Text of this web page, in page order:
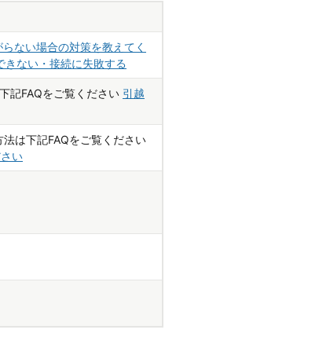
ない場合の対策を教えてく
きない・接続に失敗する
記FAQをご覧ください 引越
は下記FAQをご覧ください
い